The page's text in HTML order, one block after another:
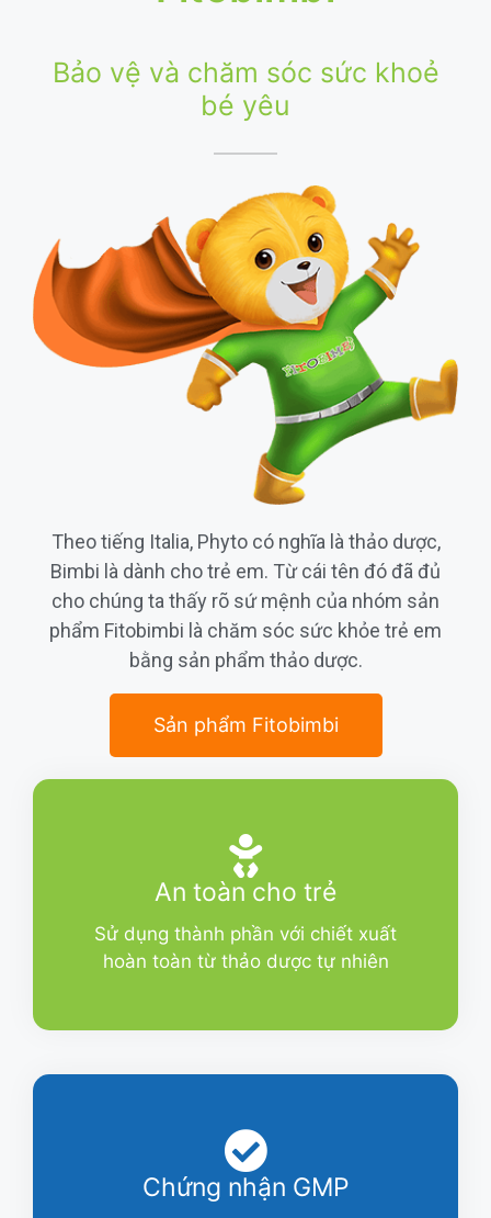
Bảo vệ và chăm sóc sức khoẻ
bé yêu
Theo tiếng Italia, Phyto có nghĩa là thảo dược,
Bimbi là dành cho trẻ em. Từ cái tên đó đã đủ
cho chúng ta thấy rõ sứ mệnh của nhóm sản
phẩm Fitobimbi là chăm sóc sức khỏe trẻ em
bằng sản phẩm thảo dược.
Sản phẩm Fitobimbi
An toàn cho trẻ
Sử dụng thành phần với chiết xuất
hoàn toàn từ thảo dược tự nhiên
Chứng nhận GMP